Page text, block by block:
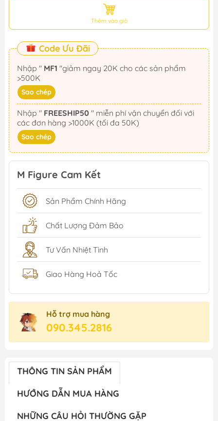
Thêm vào giỏ
Code Ưu Đãi
Nhập " MF1
>500K
Sao chép
Nhập " FREESHIP50
các đơn hàng >1000K (tối đa 50K)
Sao chép
M Figure Cam Kết
Sản Phẩm Chính Hãng
Chất Lượng Đảm Bảo
Tư Vấn Nhiệt Tình
Giao Hàng Hoả Tốc
Hỗ trợ mua hàng
090.345.2816
THÔNG TIN SẢN PHẨM
HƯỚNG DẪN MUA HÀNG
NHỮNG CÂU HỎI THƯỜNG GẶP